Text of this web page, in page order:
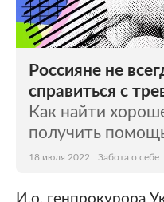
Россияне не
справиться с
Как найти
получить
18 июля 2022 Забота о себе